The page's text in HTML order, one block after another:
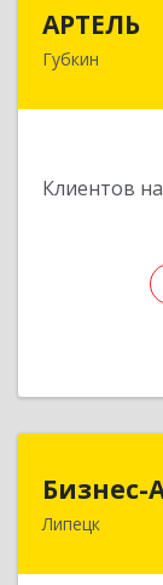
АРТЕЛЬ
Губкин
Клиентов
Бизнес-
Липецк
398008,